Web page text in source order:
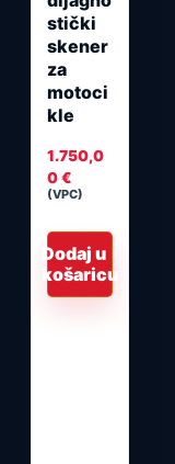
stički
skener
za
motoci
kle
1.750,0
0€
(VPC)
Dodaj u
košaricu